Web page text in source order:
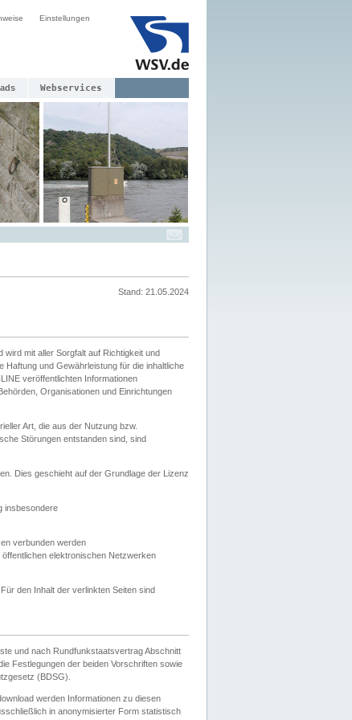
Einstellungen
Webservices
Stand: 21.05.2024
wird mit aller Sorgfalt auf Richtigkeit und
und Gewährleistung für die inhaltliche
veröffentlichten Informationen
Organisationen und Einrichtungen
Art, die aus der Nutzung bzw.
Störungen entstanden sind, sind
Dies geschieht auf der Grundlage der Lizenz
insbesondere
verbunden werden
elektronischen Netzwerken
den Inhalt der verlinkten Seiten sind
und nach Rundfunkstaatsvertrag Abschnitt
Festlegungen der beiden Vorschriften sowie
(BDSG).
werden Informationen zu diesen
in anonymisierter Form statistisch